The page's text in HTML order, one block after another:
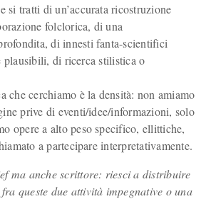
si tratti di un’accurata ricostruzione
folclorica, di una
di innesti fanta-scientifici
di ricerca stilistica o
che cerchiamo è la densità: non amiamo
prive di eventi/idee/informazioni, solo
opere a alto peso specifico, ellittiche,
a partecipare interpretativamente.
ma anche scrittore: riesci a distribuire
queste due attività impegnative o una